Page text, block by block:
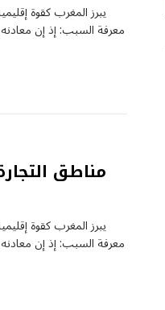
يبرز المغرب كقوة
معرفة السبب: إذ إن
مناطق
يبرز المغرب كقوة
معرفة السبب: إذ إن